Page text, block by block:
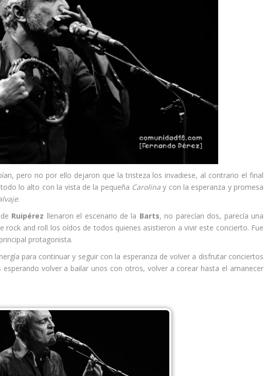
pero no por ello dejaron que la tristeza los invadiese, al contrario el final
lo alto con la vista de la pequeña Carolinay con la esperanza y promesa
.
Ruipérez llenaron el escenario de la Barts, no parecían dos, parecía una
rock and roll los oídos de todos quienes asistieron a vivir este concierto. Fue
protagonista.
para continuar y seguir con la esperanza de volver a disfrutar conciertos
volver a bailar unos con otros, volver a corear hasta el amanecer